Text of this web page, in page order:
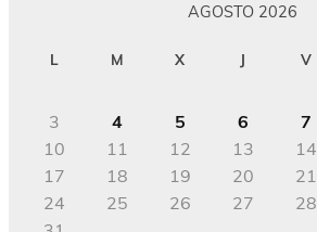
AGOSTO 2026
L M X J V
3
4 5 6 7
10
11 12 13 14
17
18 19 20 21
24
25 26 27 28